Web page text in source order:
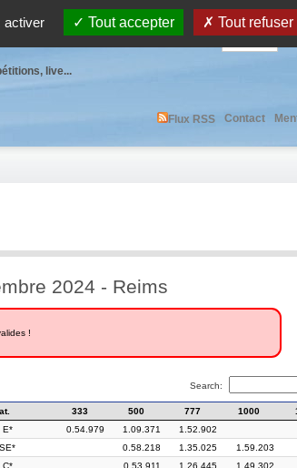
activer Tout accepter Tout refuser
live...
Contact
Flux RSS
2024 - Reims
!
Search:
333 500 777 1000
E* 0.54.979 1.09.371
1.52.902
SE* 0.58.218 1.35.025
1.59.203
C* 0.53.911 1.26.445
1.49.302